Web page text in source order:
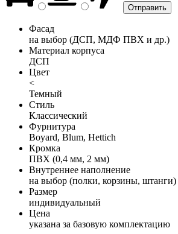
Фасад
на выбор (ДСП, МДФ ПВХ и др.)
Материал корпуса
ДСП
Цвет
<
Темный
Стиль
Классический
Фурнитура
Boyard, Blum, Hettich
Кромка
ПВХ (0,4 мм, 2 мм)
Внутреннее наполнение
на выбор (полки, корзины, штанги)
Размер
индивидуальный
Цена
указана за базовую комплектацию